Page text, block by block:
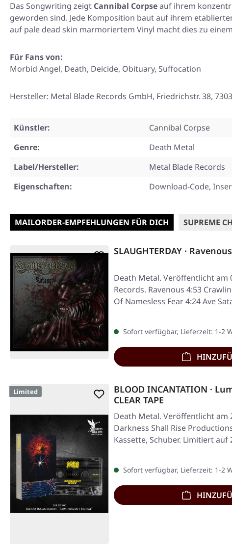
Das Songwriting zeigt Cannibal Corpseauf ihrem
geworden sind. Jede Komposition baut auf ihrem
auf pale dead skin marmoriertem Vinyl macht dies zu
Für Fans von:
Morbid Angel, Death, Deicide, Obituary, Suffocation
Hersteller: Metal Blade Records GmbH, Friedrichstr. 38,
Künstler:
Cannibal Corpse
Genre:
Death Metal
Label/Hersteller:
Metal Blade Records
Eigenschaften:
Download-Code,
MAILORDER-EMPFEHLUNGEN FÜR DICH SUPREME
SLAUGHTERDAY ·
Death Metal. Veröffentlicht am
Records. Ravenous 4:53
Of Namesless Fear 4:24 Ave
Sofort verfügbar, Lieferzeit: 1-2
Limited
BLOOD INCANTATION ·
CLEAR TAPE
Death Metal. Veröffentlicht am
Darkness Shall Rise
Kassette, Schuber. Limitiert auf
Sofort verfügbar, Lieferzeit: 1-2